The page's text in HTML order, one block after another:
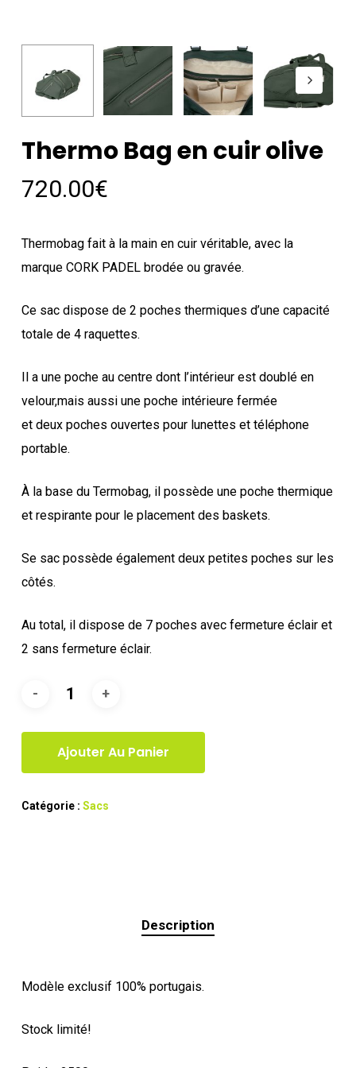
Thermo Bag en cuir olive
720.00€
Thermobag fait à la main en cuir véritable, avec la
marque CORK PADEL brodée ou gravée.
Ce sac dispose de 2 poches thermiques d’une capacité
totale de 4 raquettes.
Il a une poche au centre dont l’intérieur est doublé en
velour,mais aussi une poche intérieure fermée
et deux poches ouvertes pour lunettes et téléphone
portable.
À la base du Termobag, il possède une poche thermique
et respirante pour le placement des baskets.
Se sac possède également deux petites poches sur les
côtés.
Au total, il dispose de 7 poches avec fermeture éclair et
2 sans fermeture éclair.
Ajouter Au Panier
Catégorie : Sacs
Description
Modèle exclusif 100% portugais.
Stock limité!